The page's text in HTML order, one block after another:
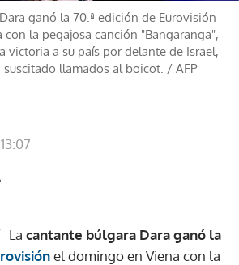
ganó la 70.ª edición de Eurovisión
la pegajosa canción "Bangaranga",
victoria a su país por delante de Israel,
suscitado llamados al boicot. / AFP
La cantante búlgara Dara ganó la
el domingo en Viena con la